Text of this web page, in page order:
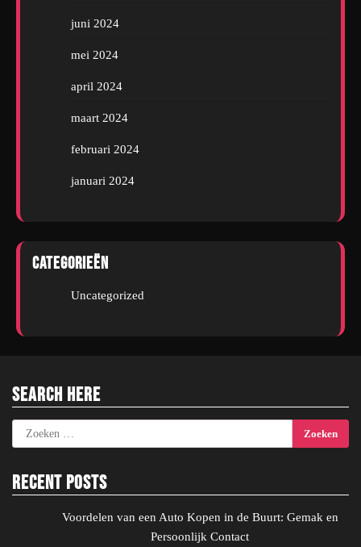
juni 2024
mei 2024
april 2024
maart 2024
februari 2024
januari 2024
Categorieën
Uncategorized
Search Here
Zoeken
naar:
Recent Posts
Voordelen van een Auto Kopen in de Buurt: Gemak en
Persoonlijk Contact